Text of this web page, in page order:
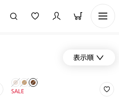
表示順
SALE